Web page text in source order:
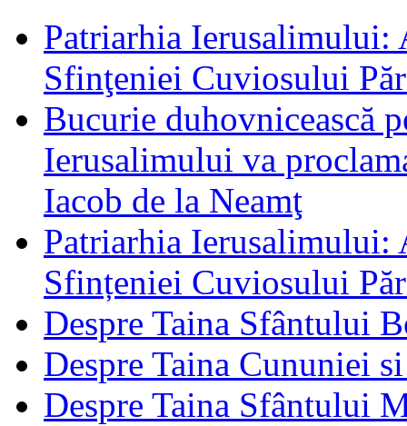
Patriarhia Ierusalimului:
Sfinţeniei Cuviosului
Bucurie duhovnicească
Ierusalimului va
Iacob de la Neamţ
Patriarhia Ierusalimului:
Sfințeniei Cuviosului
Despre Taina Sfântului
Despre Taina Cununiei
Despre Taina Sfântului